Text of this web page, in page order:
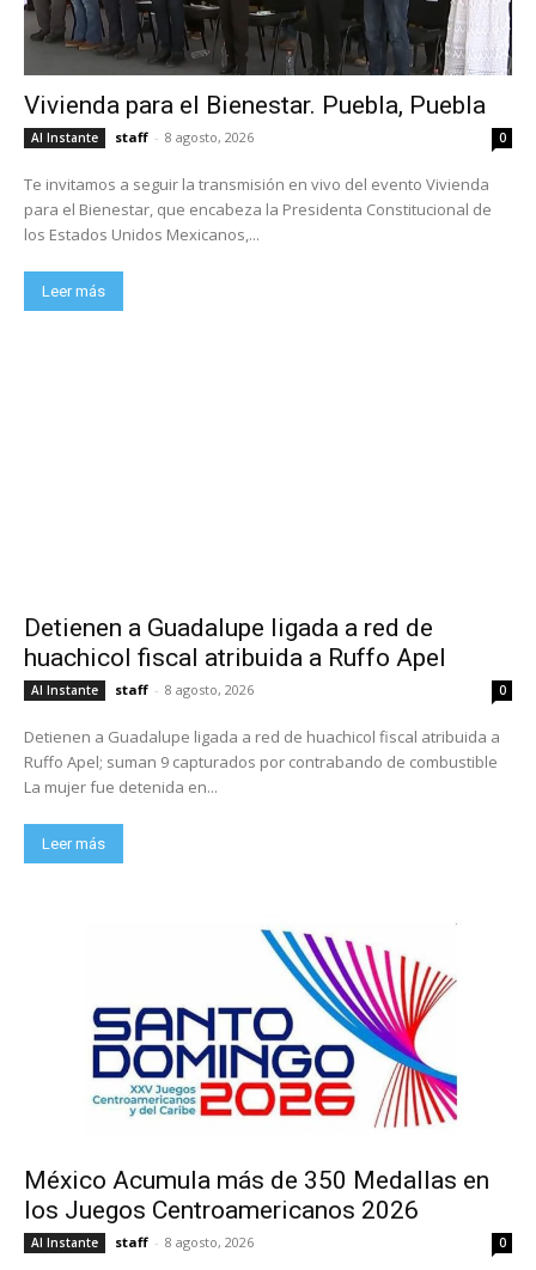
Vivienda para el Bienestar. Puebla, Puebla
Al Instante staff - 8 agosto, 2026 0
Te invitamos a seguir la transmisión en vivo del evento Vivienda
para el Bienestar, que encabeza la Presidenta Constitucional de
los Estados Unidos Mexicanos,...
Leer más
Detienen a Guadalupe ligada a red de
huachicol fiscal atribuida a Ruffo Apel
Al Instante staff - 8 agosto, 2026 0
Detienen a Guadalupe ligada a red de huachicol fiscal atribuida a
Ruffo Apel; suman 9 capturados por contrabando de combustible
La mujer fue detenida en...
Leer más
México Acumula más de 350 Medallas en
los Juegos Centroamericanos 2026
Al Instante staff - 8 agosto, 2026 0